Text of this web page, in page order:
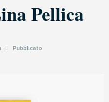
Pellica
Pubblicato